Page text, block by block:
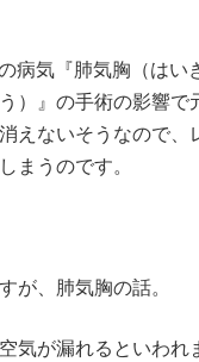
病気『肺気胸（はい
）』の手術の影響で
えないそうなので、
まうのです。
が、肺気胸の話。
気が漏れるといわれ